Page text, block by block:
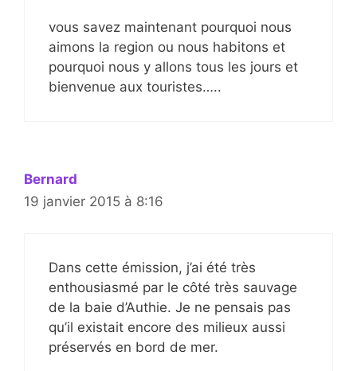
vous savez maintenant pourquoi nous
aimons la region ou nous habitons et
pourquoi nous y allons tous les jours et
bienvenue aux touristes…..
Bernard
19 janvier 2015 à 8:16
Dans cette émission, j’ai été très
enthousiasmé par le côté très sauvage
de la baie d’Authie. Je ne pensais pas
qu’il existait encore des milieux aussi
préservés en bord de mer.